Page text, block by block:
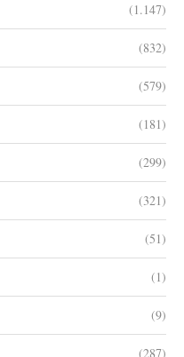
(1.147)
(832)
(579)
(181)
(299)
(321)
(51)
(1)
(9)
(287)